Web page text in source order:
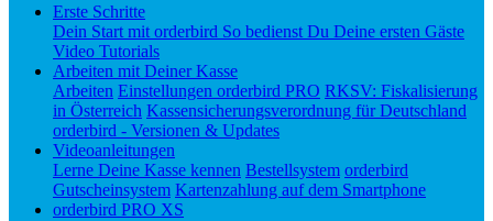
Erste Schritte
Dein Start mit orderbird So bedienst Du Deine ersten Gäste
Video Tutorials
Arbeiten mit Deiner Kasse
Arbeiten Einstellungen orderbird PRO RKSV: Fiskalisierung
in Österreich Kassensicherungsverordnung für Deutschland
orderbird - Versionen & Updates
Videoanleitungen
Lerne Deine Kasse kennen Bestellsystem orderbird
Gutscheinsystem Kartenzahlung auf dem Smartphone
orderbird PRO XS